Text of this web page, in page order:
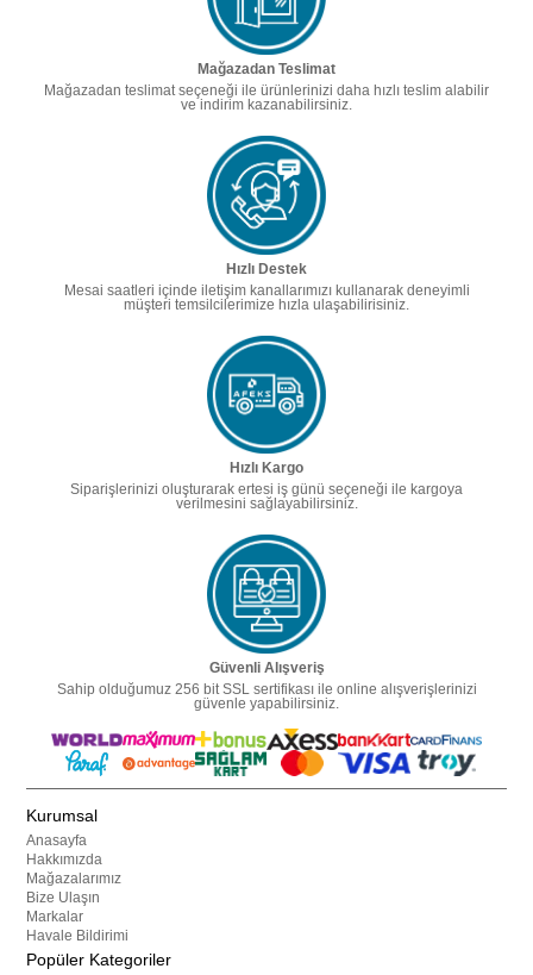
Mağazadan Teslimat
Mağazadan teslimat seçeneği ile ürünlerinizi daha hızlı teslim alabilir
ve indirim kazanabilirsiniz.
Hızlı Destek
Mesai saatleri içinde iletişim kanallarımızı kullanarak deneyimli
müşteri temsilcilerimize hızla ulaşabilirisiniz.
Hızlı Kargo
Siparişlerinizi oluşturarak ertesi iş günü seçeneği ile kargoya
verilmesini sağlayabilirsiniz.
Güvenli Alışveriş
Sahip olduğumuz 256 bit SSL sertifikası ile online alışverişlerinizi
güvenle yapabilirsiniz.
Kurumsal
Anasayfa
Hakkımızda
Mağazalarımız
Bize Ulaşın
Markalar
Havale Bildirimi
Popüler Kategoriler